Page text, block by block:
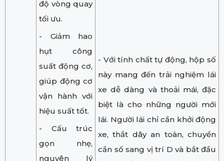
độ vòng quay
tối ưu.
- Giảm hao
hụt công
suất động cơ,
giúp động cơ
vận hành với
hiệu suất tốt.
- Cấu trúc
gọn nhẹ,
nguyên lý
- Với tính chất tự động, hộp số
này mang đến trải nghiệm lái
xe dễ dàng và thoải mái, đặc
biệt là cho những người mới
lái. Người lái chỉ cần khởi động
xe, thắt dây an toàn, chuyển
cần số sang vị trí D và bắt đầu